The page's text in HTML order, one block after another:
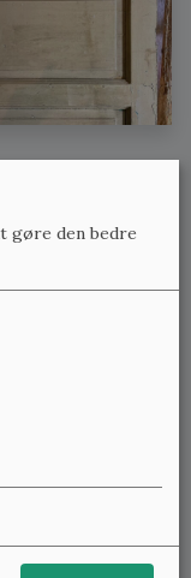
gøre den bedre